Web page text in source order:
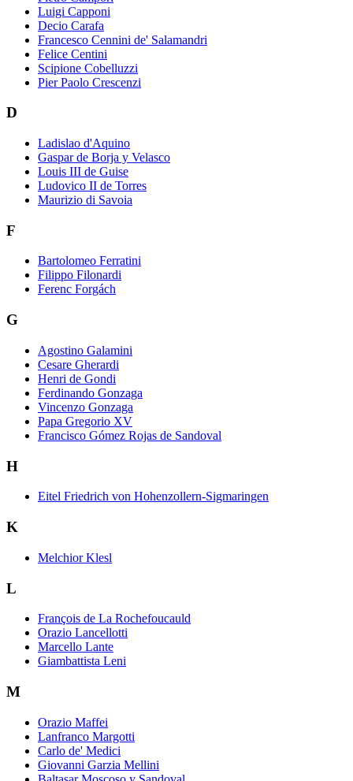
Luigi Capponi
Decio Carafa
Francesco Cennini de' Salamandri
Felice Centini
Scipione Cobelluzzi
Pier Paolo Crescenzi
D
Ladislao d'Aquino
Gaspar de Borja y Velasco
Louis III de Guise
Ludovico II de Torres
Maurizio di Savoia
F
Bartolomeo Ferratini
Filippo Filonardi
Ferenc Forgách
G
Agostino Galamini
Cesare Gherardi
Henri de Gondi
Ferdinando Gonzaga
Vincenzo Gonzaga
Papa Gregorio XV
Francisco Gómez Rojas de Sandoval
H
Eitel Friedrich von Hohenzollern-Sigmaringen
K
Melchior Klesl
L
François de La Rochefoucauld
Orazio Lancellotti
Marcello Lante
Giambattista Leni
M
Orazio Maffei
Lanfranco Margotti
Carlo de' Medici
Giovanni Garzia Mellini